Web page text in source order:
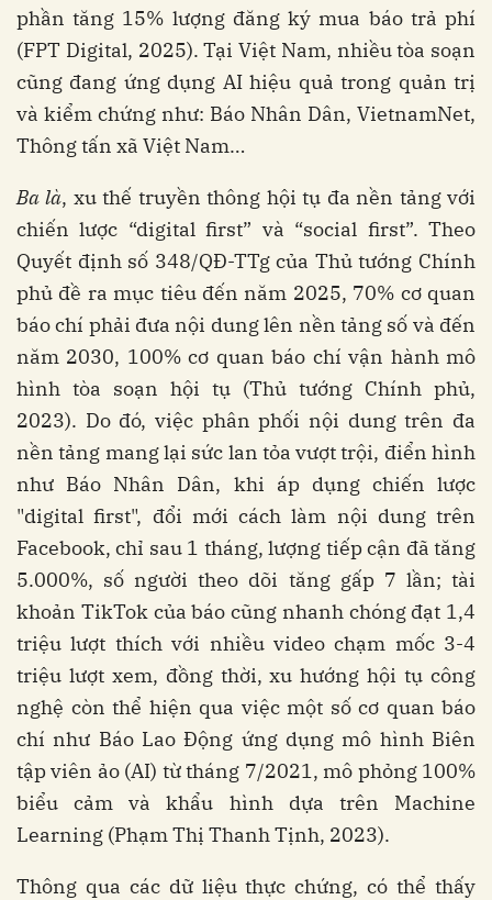
phần tăng 15% lượng đăng ký mua báo trả phí
(FPT Digital, 2025). Tại Việt Nam, nhiều tòa soạn
cũng đang ứng dụng AI hiệu quả trong quản trị
và kiểm chứng như: Báo Nhân Dân, VietnamNet,
Thông tấn xã Việt Nam…
Ba là, xu thế truyền thông hội tụ đa nền tảng với
chiến lược “digital first” và “social first”. Theo
Quyết định số 348/QĐ-TTg của Thủ tướng Chính
phủ đề ra mục tiêu đến năm 2025, 70% cơ quan
báo chí phải đưa nội dung lên nền tảng số và đến
năm 2030, 100% cơ quan báo chí vận hành mô
hình tòa soạn hội tụ (Thủ tướng Chính phủ,
2023). Do đó, việc phân phối nội dung trên đa
nền tảng mang lại sức lan tỏa vượt trội, điển hình
như Báo Nhân Dân, khi áp dụng chiến lược
"digital first", đổi mới cách làm nội dung trên
Facebook, chỉ sau 1 tháng, lượng tiếp cận đã tăng
5.000%, số người theo dõi tăng gấp 7 lần; tài
khoản TikTok của báo cũng nhanh chóng đạt 1,4
triệu lượt thích với nhiều video chạm mốc 3-4
triệu lượt xem, đồng thời, xu hướng hội tụ công
nghệ còn thể hiện qua việc một số cơ quan báo
chí như Báo Lao Động ứng dụng mô hình Biên
tập viên ảo (AI) từ tháng 7/2021, mô phỏng 100%
biểu cảm và khẩu hình dựa trên Machine
Learning (Phạm Thị Thanh Tịnh, 2023).
Thông qua các dữ liệu thực chứng, có thể thấy